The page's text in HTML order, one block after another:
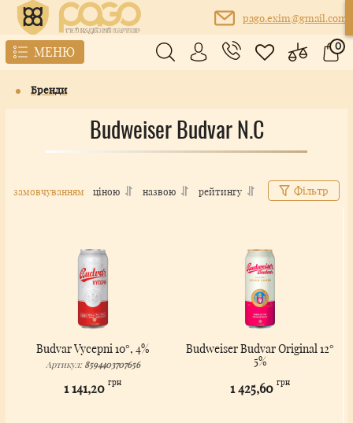
pago.exim@gmail.com
МЕНЮ 0
Бренди
Budweiser Budvar N.C
замовчуванням ціною назвою рейтингу Фільтр
Budvar Vycepni 10°, 4%
Артикул: 8594403707656
1 141,20 грн
Budweiser Budvar Original 12°
5%
1 425,60 грн